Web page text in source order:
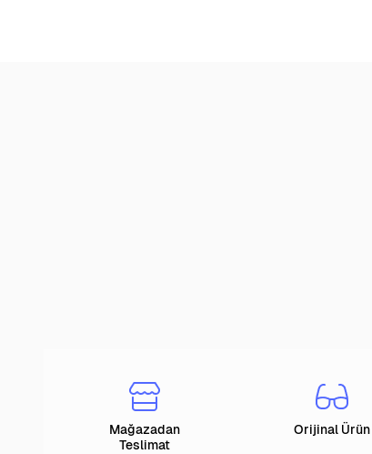
Mağazadan
Teslimat
Orijinal Ürün